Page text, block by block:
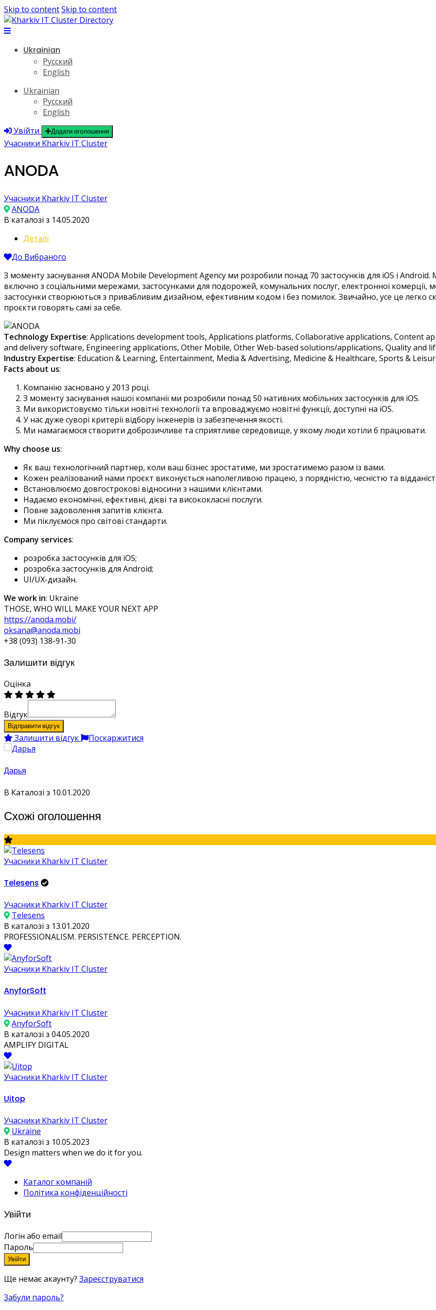
Skip to contentSkip to content
Ukrainian
Русский
English
Ukrainian
Русский
English
Увійти
Додати оголошення
Учасники Kharkiv IT Cluster
ANODA
Учасники Kharkiv IT Cluster
ANODA
В каталозі з 14.05.2020
Деталі
До Вибраного
З моменту заснування ANODA Mobile Development Agency ми розробили понад 70 застосунків для iOS і Android.
включно з соціальними мережами, застосунками для подорожей, комунальних послуг, електронної комерції,
застосунки створюються з привабливим дизайном, ефективним кодом і без помилок. Звичайно, усе це легко
проєкти говорять самі за себе.
Technology Expertise: Applications development tools, Applications platforms, Collaborative applications, Content
and delivery software, Engineering applications, Other Mobile, Other Web-based solutions/applications, Quality and
Industry Expertise: Education & Learning, Entertainment, Media & Advertising, Medicine & Healthcare, Sports &
Facts about us:
Компанію засновано у 2013 році.
З моменту заснування нашої компанії ми розробили понад 50 нативних мобільних застосунків для iOS.
Ми використовуємо тільки новітні технології та впроваджуємо новітні функції, доступні на iOS.
У нас дуже суворі критерії відбору інженерів із забезпечення якості.
Ми намагаємося створити доброзичливе та сприятливе середовище, у якому люди хотіли б працювати.
Why choose us:
Як ваш технологічний партнер, коли ваш бізнес зростатиме, ми зростатимемо разом із вами.
Кожен реалізований нами проєкт виконується наполегливою працею, з порядністю, чесністю та
Встановлюємо довгострокові відносини з нашими клієнтами.
Надаємо економічні, ефективні, дієві та висококласні послуги.
Повне задоволення запитів клієнта.
Ми піклуємося про світові стандарти.
Company services:
розробка застосунків для iOS;
розробка застосунків для Android;
UI/UX-дизайн.
We work in: Ukraine
THOSE, WHO WILL MAKE YOUR NEXT APP
https://anoda.mobi/
oksana@anoda.mobi
+38 (093) 138-91-30
Залишити відгук
Оцінка
Відгук
Відправити відгук
Залишити відгук Поскаржитися
Дарья
В Каталозі з 10.01.2020
Схожі оголошення
Учасники Kharkiv IT Cluster
Telesens
Учасники Kharkiv IT Cluster
Telesens
В каталозі з 13.01.2020
PROFESSIONALISM. PERSISTENCE. PERCEPTION.
Учасники Kharkiv IT Cluster
AnyforSoft
Учасники Kharkiv IT Cluster
AnyforSoft
В каталозі з 04.05.2020
AMPLIFY DIGITAL
Учасники Kharkiv IT Cluster
Uitop
Учасники Kharkiv IT Cluster
Ukraine
В каталозі з 10.05.2023
Design matters when we do it for you.
Каталог компаній
Політика конфіденційності
Увійти
Логін або email
Пароль
Увійти
Ще немає акаунту? Зареєструватися
Забули пароль?